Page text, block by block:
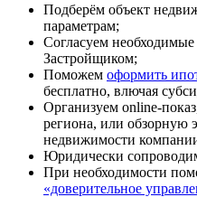
Подберём объект
параметрам;
Согласуем
Застройщиком;
Поможем оформить
бесплатно, влючая
Организуем online-
региона, или обзорную
недвижимости
Юридически
При необходимости
«доверительное